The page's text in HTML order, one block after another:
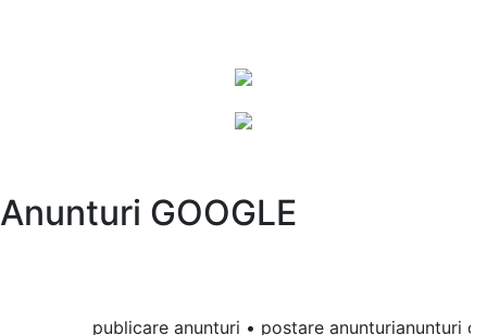
Anunturi GOOGLE
publicare anunturi • postare anunturianunturi